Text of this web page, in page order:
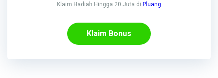
Klaim Hadiah Hingga 20 Juta di Pluang
Klaim Bonus